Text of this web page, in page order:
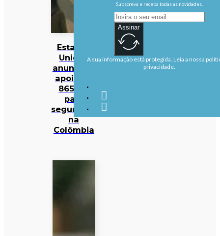
Estados
Unidos
anunciam
apoio de
865 ME
para
segurança
na
Colômbia
Subscreva e receba todas as novidades.
Assinar
A sua informação está protegida. Leia a nossa
privacidade.